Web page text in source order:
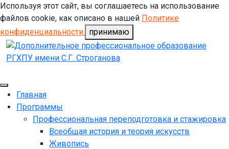
Используя этот сайт, вы соглашаетесь на использование
файлов cookie, как описано в нашей Политике
конфиденциальности. принимаю
Главная
Программы
Профессиональная переподготовка и стажировка
Всеобщая история и теория искусств
Живопись